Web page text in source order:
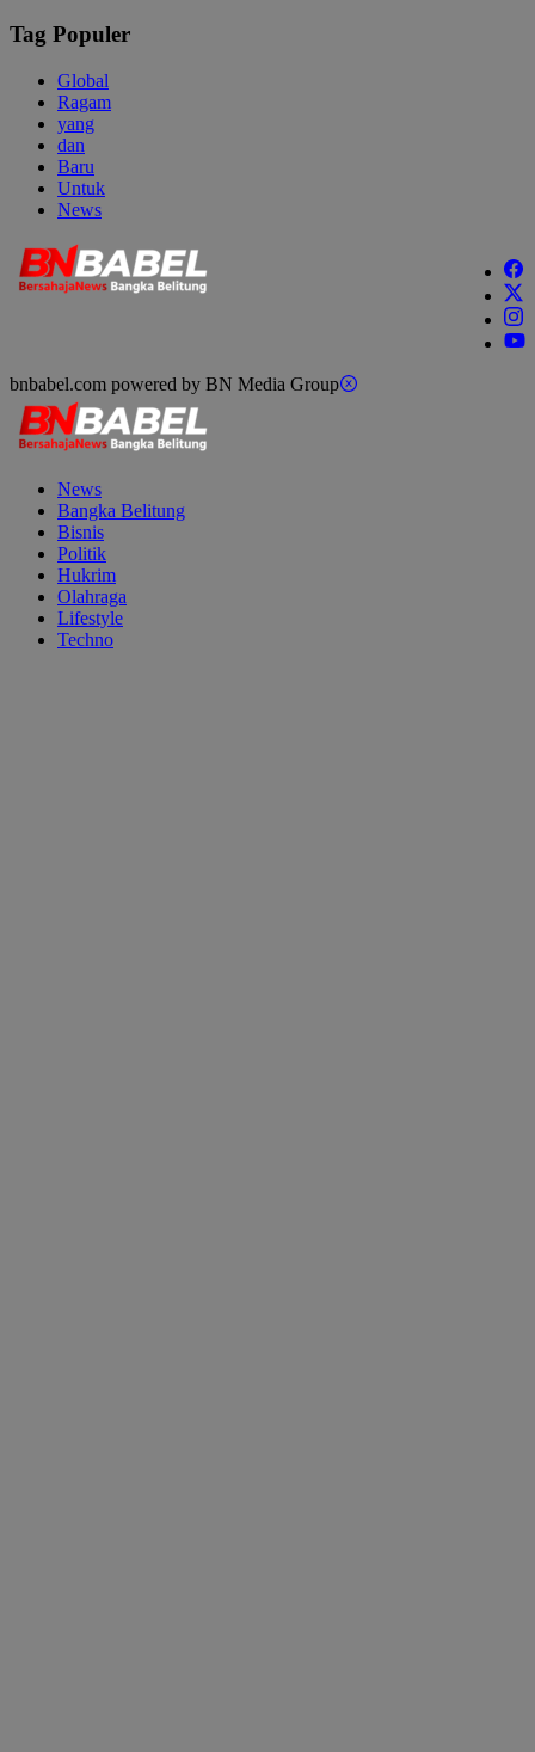
Tag Populer
Global
Ragam
yang
dan
Baru
Untuk
News
bnbabel.com powered by BN Media Group
News
Bangka Belitung
Bisnis
Politik
Hukrim
Olahraga
Lifestyle
Techno